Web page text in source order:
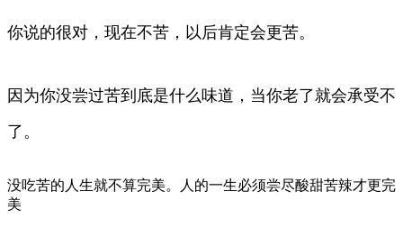
你说的很对，现在不苦，以后肯定会更苦。
因为你没尝过苦到底是什么味道，当你老了就会承受不
了。
没吃苦的人生就不算完美。人的一生必须尝尽酸甜苦辣才更完
美